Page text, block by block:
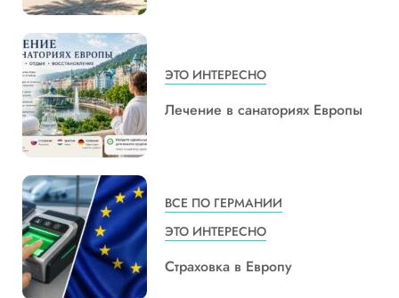
ЭТО ИНТЕРЕСНО
Лечение в санаториях Европы
ВСЕ ПО ГЕРМАНИИ
ЭТО ИНТЕРЕСНО
Страховка в Европу